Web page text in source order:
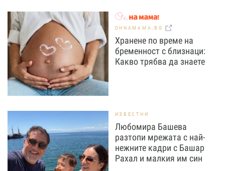
OHNAMAMA.BG
Хранене по време на
бременност с близнаци:
Какво трябва да знаете
ИЗВЕСТНИ
Любомира Башева
разтопи мрежата с най-
нежните кадри с Башар
Рахал и малкия им син